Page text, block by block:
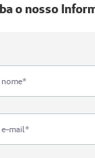
o nosso